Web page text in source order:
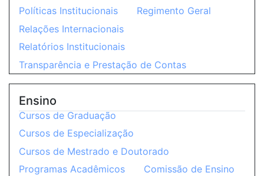
Políticas Institucionais
Regimento Geral
Relações Internacionais
Relatórios Institucionais
Transparência e Prestação de Contas
Ensino
Cursos de Graduação
Cursos de Especialização
Cursos de Mestrado e Doutorado
Programas Acadêmicos
Comissão de Ensino